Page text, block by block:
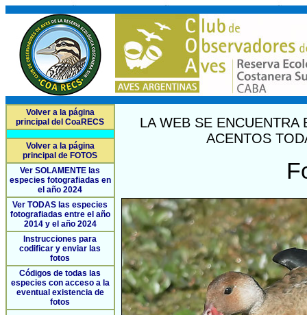
Volver a la página
principal del CoaRECS
Volver a la página
principal de FOTOS
Ver SOLAMENTE las
especies fotografiadas en
el año 2024
Ver TODAS las especies
fotografiadas entre el año
2014 y el año 2024
Instrucciones para
codificar y enviar las
fotos
Códigos de todas las
especies con acceso a la
eventual existencia de
fotos
LA WEB SE
ACENTOS